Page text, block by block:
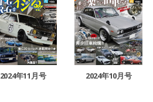
2024年11月号 2024年10月号